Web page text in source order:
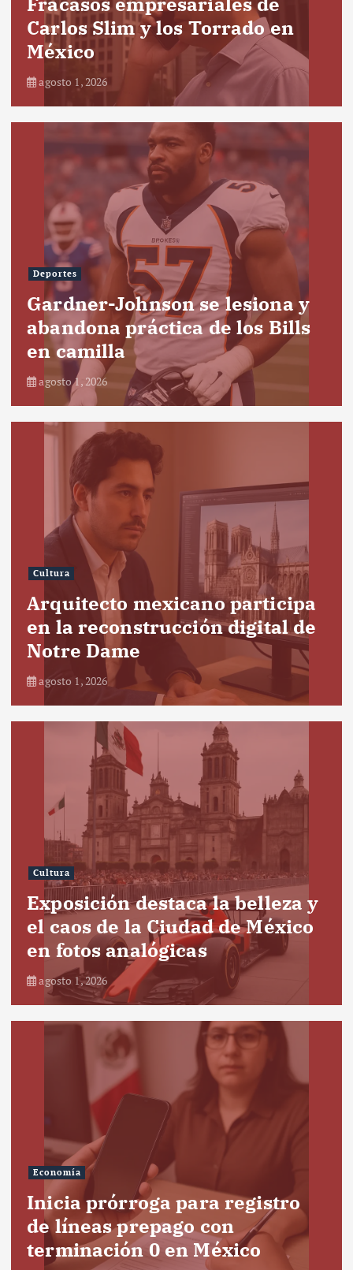
Carlos Slim y los Torrado en
México
agosto 1, 2026
Deportes
Gardner-Johnson se lesiona y
abandona práctica de los Bills
en camilla
agosto 1, 2026
Cultura
Arquitecto mexicano participa
en la reconstrucción digital de
Notre Dame
agosto 1, 2026
Cultura
Exposición destaca la belleza y
el caos de la Ciudad de México
en fotos analógicas
agosto 1, 2026
Economía
Inicia prórroga para registro
de líneas prepago con
terminación 0 en México